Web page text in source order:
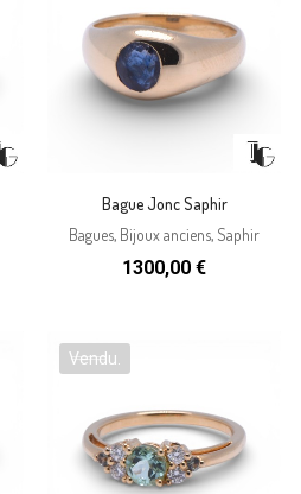
Bague Jonc Saphir
Bagues, Bijoux anciens, Saphir
1300,00 €
Vendu.